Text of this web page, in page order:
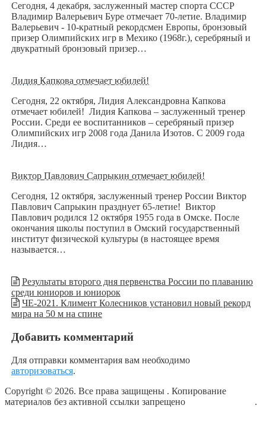
Сегодня, 4 декабря, заслуженный мастер спорта СССР
Владимир Валерьевич Буре отмечает 70-летие. Владимир
Валерьевич - 10-кратный рекордсмен Европы, бронзовый
призер Олимпийских игр в Мехико (1968г.), серебряный и
двукратный бронзовый призер…
Лидия Капкова отмечает юбилей!
Сегодня, 22 октября, Лидия Александровна Капкова
отмечает юбилей! Лидия Капкова – заслуженный тренер
России. Среди ее воспитанников – серебряный призер
Олимпийских игр 2008 года Данила Изотов. С 2009 года
Лидия…
Виктор Павлович Сапрыкин отмечает юбилей!
Сегодня, 12 октября, заслуженный тренер России Виктор
Павлович Сапрыкин празднует 65-летие! Виктор
Павлович родился 12 октября 1955 года в Омске. После
окончания школы поступил в Омский государственный
институт физической культуры (в настоящее время
называется…
Результаты второго дня первенства России по плаванию
среди юниоров и юниорок
ЧЕ-2021. Климент Колесников установил новый рекорд
мира на 50 м на спине
Добавить комментарий
Для отправки комментария вам необходимо
авторизоваться.
Copyright © 2026. Все права защищены . Копирование
материалов без активной ссылки запрещено
.